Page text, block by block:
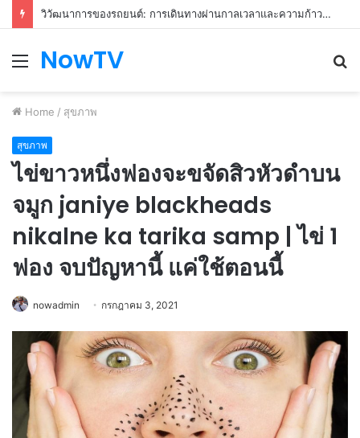
วิวัฒนาการของรถยนต์: การเดินทางผ่านกาลเวลาและความก้าวหน้า
Menu
NowTV
Home / สุขภาพ
สุขภาพ
ไข่ขาวหนึ่งฟองจะขจัดสิวหัวดำบน
จมูก janiye blackheads
nikalne ka tarika samp | ไข่ 1
ฟอง จบปัญหานี้ แค่ใช้ตอนนี้
nowadmin กรกฎาคม 3, 2021